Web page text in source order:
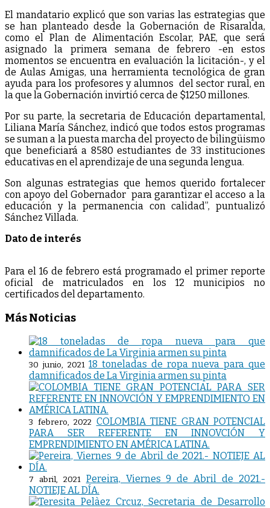
El mandatario explicó que son varias las estrategias que
se han planteado desde la Gobernación de Risaralda,
como el Plan de Alimentación Escolar, PAE, que será
asignado la primera semana de febrero -en estos
momentos se encuentra en evaluación la licitación-, y el
de Aulas Amigas, una herramienta tecnológica de gran
ayuda para los profesores y alumnos del sector rural, en
la que la Gobernación invirtió cerca de $1250 millones.
Por su parte, la secretaria de Educación departamental,
Liliana María Sánchez, indicó que todos estos programas
se suman a la puesta marcha del proyecto de bilingüismo
que beneficiará a 8580 estudiantes de 33 instituciones
educativas en el aprendizaje de una segunda lengua.
Son algunas estrategias que hemos querido fortalecer
con apoyo del Gobernador para garantizar el acceso a la
educación y la permanencia con calidad”, puntualizó
Sánchez Villada.
Dato de interés
Para el 16 de febrero está programado el primer reporte
oficial de matriculados en los 12 municipios no
certificados del departamento.
Más Noticias
30 junio, 2021 18 toneladas de ropa nueva para que
damnificados de La Virginia armen su pinta
3 febrero, 2022 COLOMBIA TIENE GRAN POTENCIAL
PARA SER REFERENTE EN INNOVCIÓN Y
EMPRENDIMIENTO EN AMÉRICA LATINA.
7 abril, 2021 Pereira, Viernes 9 de Abril de 2021.-
NOTIEJE AL DÍA.